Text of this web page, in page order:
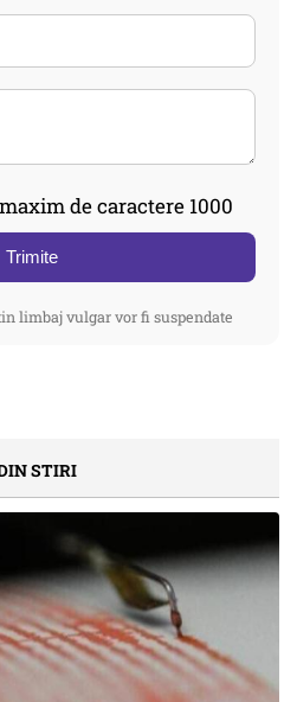
de caractere 1000
Trimite
limbaj vulgar vor fi suspendate
STIRI